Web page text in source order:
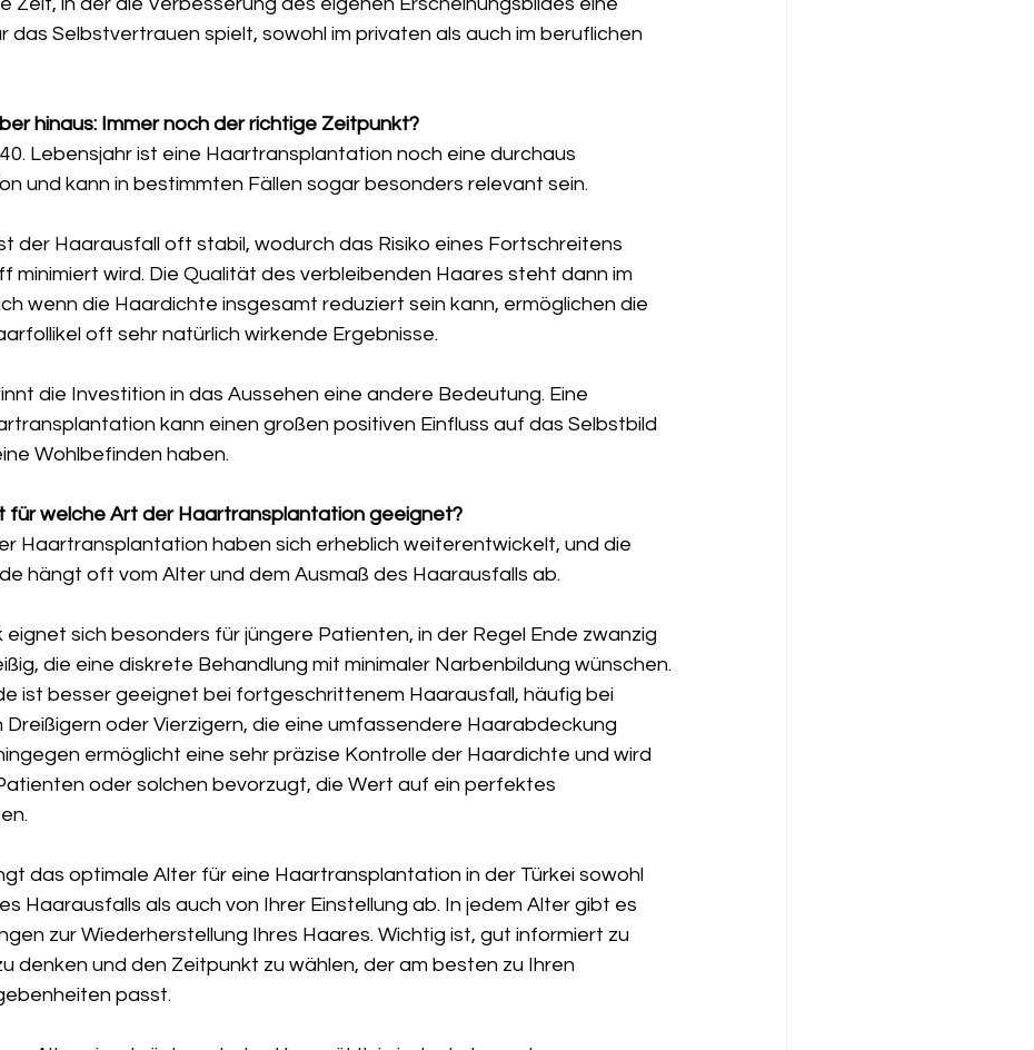
das Selbstvertrauen spielt, sowohl im privaten als auch im beruflichen
hinaus: Immer noch der richtige Zeitpunkt?
Lebensjahr ist eine Haartransplantation noch eine durchaus
und kann in bestimmten Fällen sogar besonders relevant sein.
der Haarausfall oft stabil, wodurch das Risiko eines Fortschreitens
minimiert wird. Die Qualität des verbleibenden Haares steht dann im
wenn die Haardichte insgesamt reduziert sein kann, ermöglichen die
oft sehr natürlich wirkende Ergebnisse.
die Investition in das Aussehen eine andere Bedeutung. Eine
kann einen großen positiven Einfluss auf das Selbstbild
Wohlbefinden haben.
für welche Art der Haartransplantation geeignet?
Haartransplantation haben sich erheblich weiterentwickelt, und die
hängt oft vom Alter und dem Ausmaß des Haarausfalls ab.
eignet sich besonders für jüngere Patienten, in der Regel Ende zwanzig
die eine diskrete Behandlung mit minimaler Narbenbildung wünschen.
ist besser geeignet bei fortgeschrittenem Haarausfall, häufig bei
Dreißigern oder Vierzigern, die eine umfassendere Haarabdeckung
ermöglicht eine sehr präzise Kontrolle der Haardichte und wird
oder solchen bevorzugt, die Wert auf ein perfektes
das optimale Alter für eine Haartransplantation in der Türkei sowohl
Haarausfalls als auch von Ihrer Einstellung ab. In jedem Alter gibt es
zur Wiederherstellung Ihres Haares. Wichtig ist, gut informiert zu
denken und den Zeitpunkt zu wählen, der am besten zu Ihren
passt.